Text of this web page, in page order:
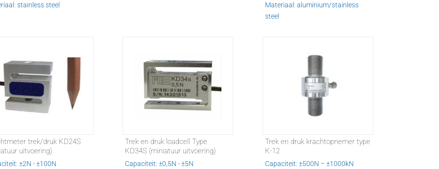
stainless steel
Materiaal: aluminium/stainless
steel
trek/druk KD24S
uitvoering)
±2N - ±100N
Trek en druk loadcell Type
KD34S (miniatuur uitvoering)
Capaciteit: ±0,5N - ±5N
Trek en druk krachtopnemer type
K-12
Capaciteit: ±500N – ±1000kN